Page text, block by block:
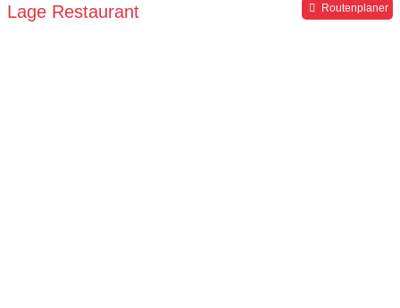
Lage Restaurant Routenplaner